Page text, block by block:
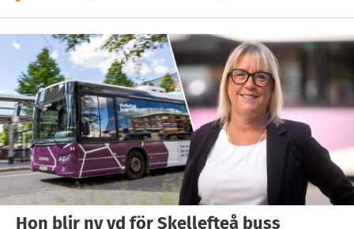
Hon blir ny vd för Skellefteå buss